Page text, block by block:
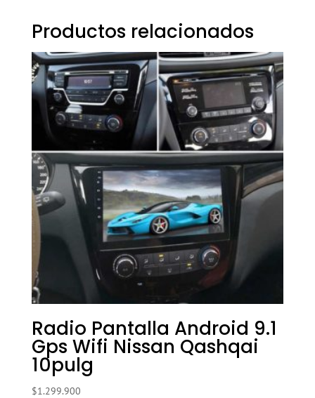
Productos relacionados
Radio Pantalla Android 9.1
Gps Wifi Nissan Qashqai
10pulg
$1.299.900